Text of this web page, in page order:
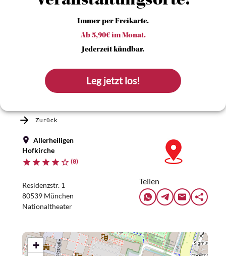
Immer per Freikarte.
Ab 5,90€ im Monat.
Jederzeit kündbar.
Leg jetzt los!
Zurück
Allerheiligen
Hofkirche
(8)
Residenzstr. 1
80539 München
Nationaltheater
Teilen
+